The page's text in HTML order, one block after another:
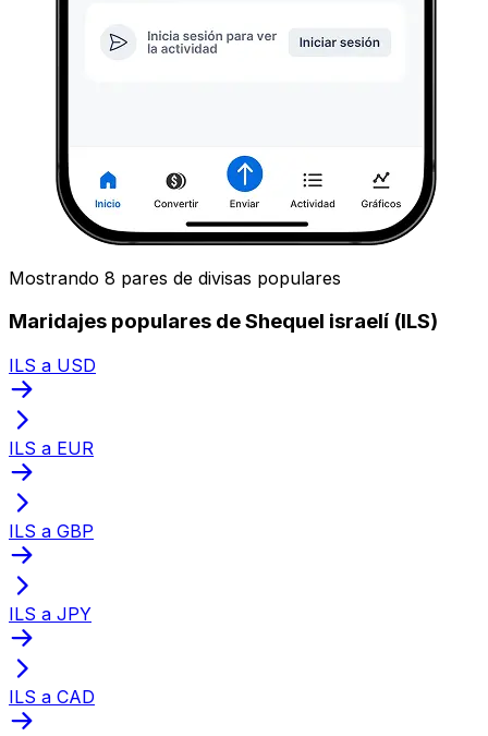
Mostrando 8 pares de divisas populares
Maridajes populares de Shequel israelí (ILS)
ILS a USD
ILS a EUR
ILS a GBP
ILS a JPY
ILS a CAD